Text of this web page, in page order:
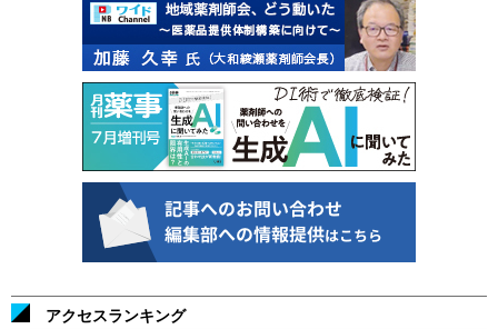
アクセスランキング